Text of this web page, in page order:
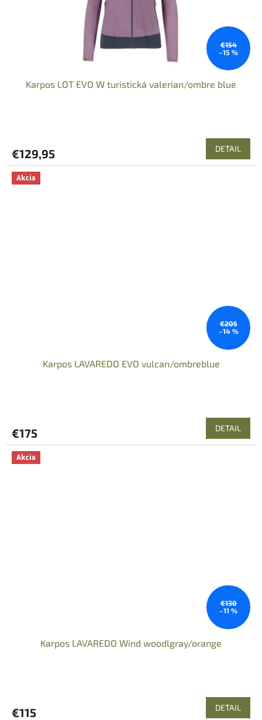
€154
–15 %
Karpos LOT EVO W turistická valerian/ombre blue
€129,95 DETAIL
Akcia
€205
–14 %
Karpos LAVAREDO EVO vulcan/ombreblue
€175 DETAIL
Akcia
€130
–11 %
Karpos LAVAREDO Wind woodlgray/orange
€115 DETAIL